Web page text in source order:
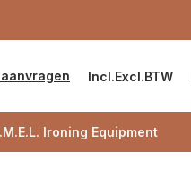
Incl.Excl.BTW
Ironing Equipment